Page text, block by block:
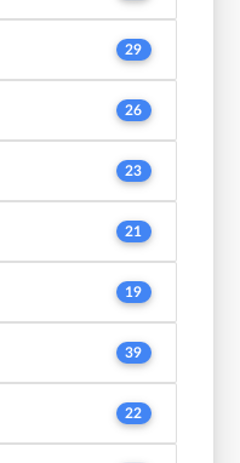
29
26
23
21
19
39
22